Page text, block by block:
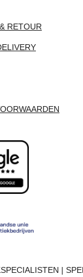
RETOUR
|